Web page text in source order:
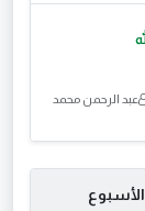
عبد الرحمن محمد
الأسبوع